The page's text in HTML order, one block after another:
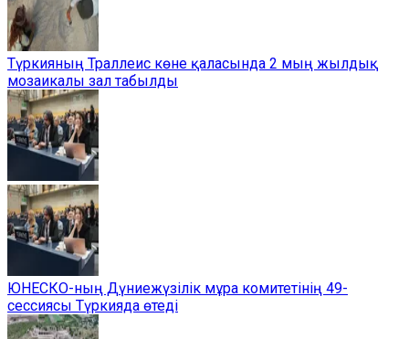
Түркияның Траллеис көне қаласында 2 мың жылдық
мозаикалы зал табылды
ЮНЕСКО-ның Дүниежүзілік мұра комитетінің 49-
сессиясы Түркияда өтеді